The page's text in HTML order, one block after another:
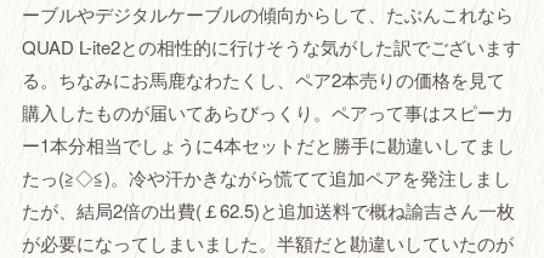
ーブルやデジタルケーブルの傾向からして、たぶんこれなら
QUAD L-ite2との相性的に行けそうな気がした訳でございます
る。ちなみにお馬鹿なわたくし、ペア2本売りの価格を見て
購入したものが届いてあらびっくり。ペアって事はスピーカ
ー1本分相当でしょうに4本セットだと勝手に勘違いしてまし
たっ(≧◇≦)。冷や汗かきながら慌てて追加ペアを発注しまし
たが、結局2倍の出費(￡62.5)と追加送料で概ね諭吉さん一枚
が必要になってしまいました。半額だと勘違いしていたのが